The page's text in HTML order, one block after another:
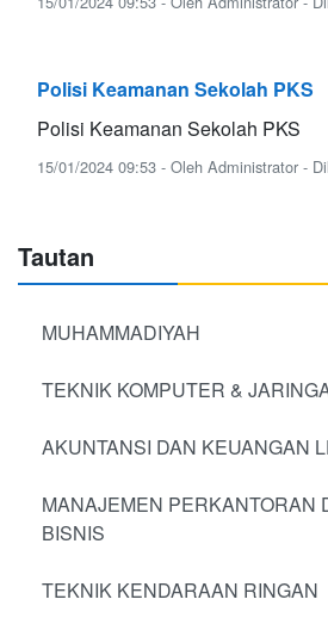
Polisi Keamanan Sekolah PKS
Polisi Keamanan Sekolah PKS
15/01/2024 09:53 - Oleh Administrator -
Tautan
MUHAMMADIYAH
TEKNIK KOMPUTER &
AKUNTANSI DAN KEUANGAN
MANAJEMEN PERKANTORAN
BISNIS
TEKNIK KENDARAAN RINGAN